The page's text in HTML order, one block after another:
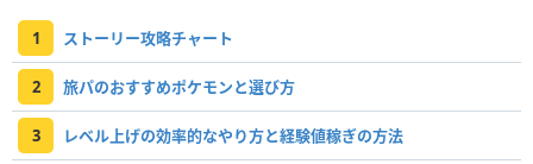
1 ストーリー攻略チャート
2 旅パのおすすめポケモンと選び方
3 レベル上げの効率的なやり方と経験値稼ぎの方法